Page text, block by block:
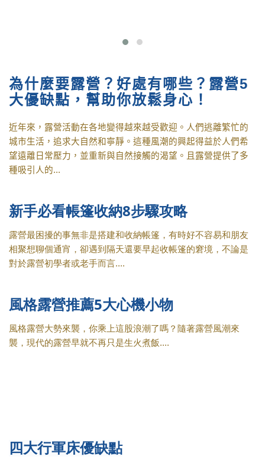
為什麼要露營？好處有哪些？露營5
大優缺點，幫助你放鬆身心！
近年來，露營活動在各地變得越來越受歡迎。人們逃離繁忙的
城市生活，追求大自然和寧靜。這種風潮的興起得益於人們希
望遠離日常壓力，並重新與自然接觸的渴望。且露營提供了多
種吸引人的...
新手必看帳篷收納8步驟攻略
露營最困擾的事無非是搭建和收納帳篷，有時好不容易和朋友
相聚想聊個通宵，卻遇到隔天還要早起收帳篷的窘境，不論是
對於露營初學者或老手而言....
風格露營推薦5大心機小物
風格露營大勢來襲，你乘上這股浪潮了嗎？隨著露營風潮來
襲，現代的露營早就不再只是生火煮飯....
四大行軍床優缺點